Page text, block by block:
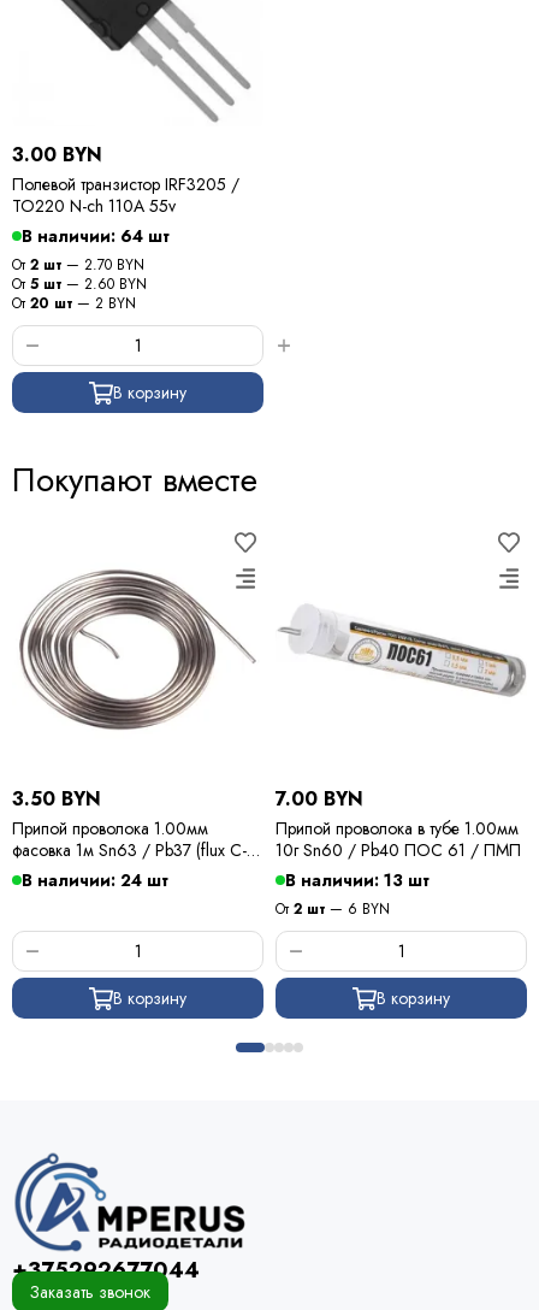
3.00 BYN
Полевой транзистор IRF3205 /
TO220 N-ch 110A 55v
В наличии: 64 шт
От2 шт — 2.70 BYN
От5 шт — 2.60 BYN
От20 шт — 2 BYN
В корзину
Покупают вместе
3.50 BYN
Припой проволока 1.00мм
фасовка 1м Sn63 / Pb37 (flux C-6)
ПОС 63 / Kewei
В наличии: 24 шт
В корзину
7.00 BYN
Припой проволока в тубе 1.00мм
10г Sn60 / Pb40 ПОС 61 / ПМП
В наличии: 13 шт
От2 шт — 6 BYN
В корзину
+375292677044
Заказать звонок